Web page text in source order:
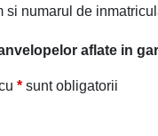
si numarul de
aflate in
* sunt obligatorii